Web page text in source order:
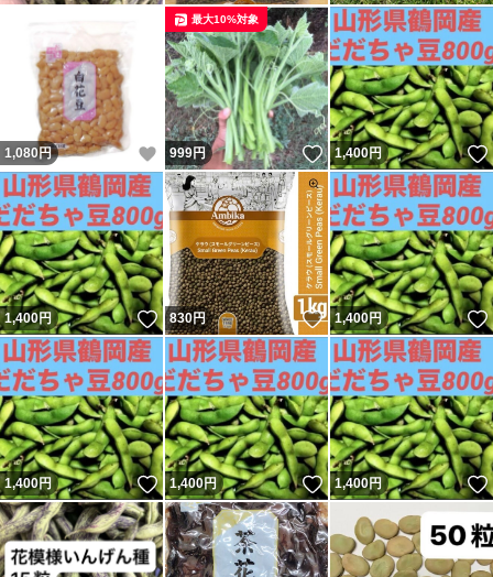
1,080円 いいね！
999円 いいね！
最大10%対象
1,400円
1,400円 いいね！
830円 いいね！
1,400円
1,400円 いいね！
1,400円 いいね！
1,400円